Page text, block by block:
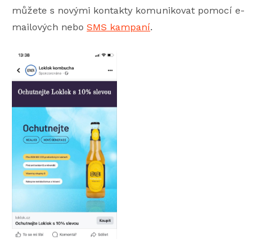
můžete s novými kontakty komunikovat pomocí e-
mailových nebo SMS kampaní.